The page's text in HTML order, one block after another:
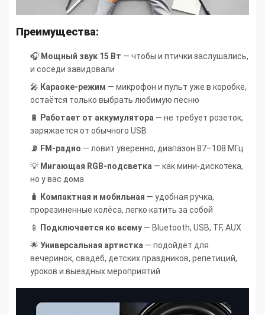
Преимущества:
🎧 Мощный звук 15 Вт — чтобы и птички заслушались,
и соседи завидовали
🎤 Караоке-режим — микрофон и пульт уже в коробке,
остаётся только выбрать любимую песню
🔋
Работает от аккумулятора — не требует розеток,
заряжается от обычного USB
📡 FM-радио — ловит уверенно, диапазон 87–108 МГц
💡 Мигающая RGB-подсветка — как мини-дискотека,
но у вас дома
🧳
Компактная и мобильная — удобная ручка,
прорезиненные колёса, легко катить за собой
📱
Подключается ко всему — Bluetooth, USB, TF, AUX
🌟 Универсальная артистка — подойдёт для
вечеринок, свадеб, детских праздников, репетиций,
уроков и выездных мероприятий